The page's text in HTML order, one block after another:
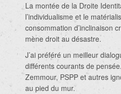
La montée de la Droite
l’individualisme et le
consommation d’inclinaison
mène droit au désastre.
J’ai préféré un meilleur
différents courants de
Zemmour, PSPP et autres
au pied du mur.